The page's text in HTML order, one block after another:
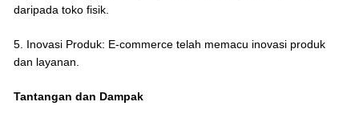
daripada toko fisik.
5. Inovasi Produk: E-commerce telah memacu inovasi produk
dan layanan.
Tantangan dan Dampak